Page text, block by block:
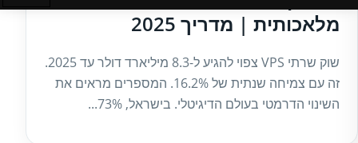
מלאכותית | מדריך 2025
שוק שרתי VPS צפוי להגיע ל-8.3 מיליארד דולר עד 2025.
זה עם צמיחה שנתית של 16.2%. המספרים מראים את
השינוי הדרמטי בעולם הדיגיטלי. בישראל, 73%...